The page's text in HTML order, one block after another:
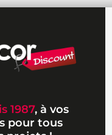
1987, à vos
pour tous